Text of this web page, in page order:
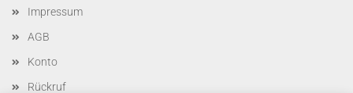
Impressum
AGB
Konto
Rückruf